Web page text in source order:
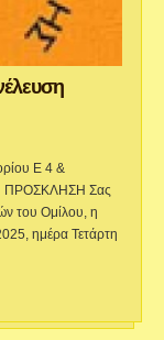
Ε 4 &
ΠΡΟΣΚΛΗΣΗ Σας
του Ομίλου, η
ημέρα Τετάρτη